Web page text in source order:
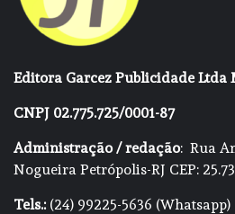
Editora Garcez Publicidade Ltda
CNPJ 02.775.725/0001-87
Administração / redação: Rua
Nogueira Petrópolis-RJ CEP:
Tels.:(24) 99225-5636 (Whatsapp)